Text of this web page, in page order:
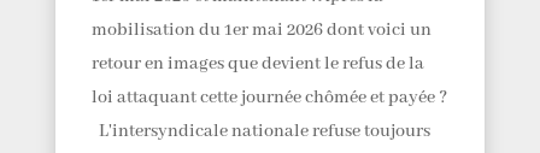
mobilisation du 1er mai 2026 dont voici un
retour en images que devient le refus de la
loi attaquant cette journée chômée et payée ?
L'intersyndicale nationale refuse toujours